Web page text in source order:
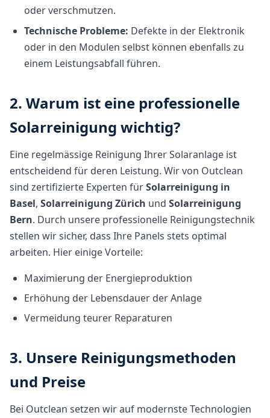
oder verschmutzen.
Technische Probleme: Defekte in der Elektronik
oder in den Modulen selbst können ebenfalls zu
einem Leistungsabfall führen.
2. Warum ist eine professionelle
Solarreinigung wichtig?
Eine regelmässige Reinigung Ihrer Solaranlage ist
entscheidend für deren Leistung. Wir von Outclean
sind zertifizierte Experten fürSolarreinigung in
Basel, Solarreinigung Zürich und Solarreinigung
Bern. Durch unsere professionelle Reinigungstechnik
stellen wir sicher, dass Ihre Panels stets optimal
arbeiten. Hier einige Vorteile:
Maximierung der Energieproduktion
Erhöhung der Lebensdauer der Anlage
Vermeidung teurer Reparaturen
3. Unsere Reinigungsmethoden
und Preise
Bei Outclean setzen wir auf modernste Technologien